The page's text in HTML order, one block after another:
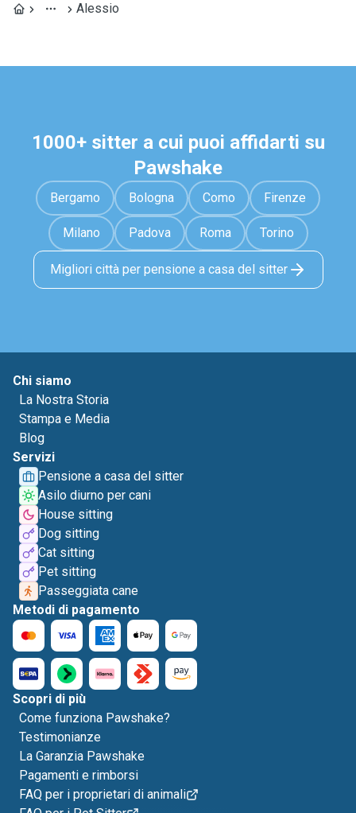
Alessio
1000+ sitter a cui puoi affidarti su
Pawshake
Bergamo Bologna Como Firenze
Milano Padova Roma Torino
Migliori città per pensione a casa del sitter
Chi siamo
La Nostra Storia
Stampa e Media
Blog
Servizi
Pensione a casa del sitter
Asilo diurno per cani
House sitting
Dog sitting
Cat sitting
Pet sitting
Passeggiata cane
Metodi di pagamento
Scopri di più
Come funziona Pawshake?
Testimonianze
La Garanzia Pawshake
Pagamenti e rimborsi
FAQ per i proprietari di animali